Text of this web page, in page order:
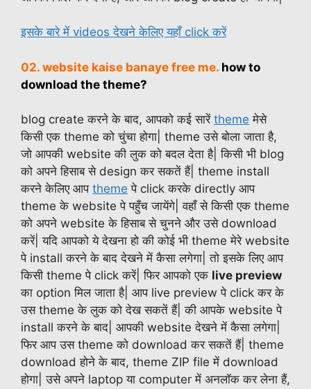
इसके बारे में videos देखने केलिए यहाँ click करें
02. website kaise banaye free me. how to
download the theme?
blog create करने के बाद, आपको कई सारें theme मेसे
किसी एक theme को चुंचा होगा| theme उसे बोला जाता है,
जो आपकी website की लुक को बदल देता है| किसी भी blog
को अपने हिसाब से design कर सकतें हैं| theme install
करने केलिए आप theme पे click करके directly आप
theme के website पे पहुँच जायेंगे| वहाँ से किसी एक theme
को अपने website के हिसाब से चुनने और उसे download
करें| यदि आपको ये देखना हो की कोई भी theme मेरे website
पे install करने के बाद देखने में कैसा लगेगा| तो इसके लिए आप
किसी theme पे click करें| फिर आपको एक live preview
का option मिल जाता है| आप live preview पे click कर के
उस theme के लुक को देख सकतें हैं| की आपके website पे
install करने के बाद| आपकी website देखने में कैसा लगेगा|
फिर आप उस theme को download कर सकतें हैं| theme
download होने के बाद, theme ZIP file में download
होगा| उसे अपने laptop या computer में अनलॉक कर लेना हैं,